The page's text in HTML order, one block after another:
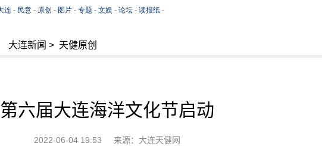
大连新闻 > 天健原创
​第六届大连海洋文化节启动
2022-06-04 19:53 来源：大连天健网